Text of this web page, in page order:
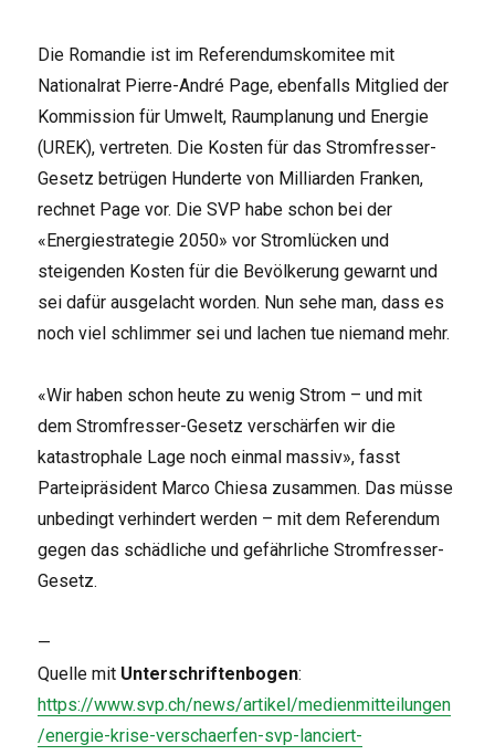
Die Romandie ist im Referendumskomitee mit
Nationalrat Pierre-André Page, ebenfalls Mitglied der
Kommission für Umwelt, Raumplanung und Energie
(UREK), vertreten. Die Kosten für das Stromfresser-
Gesetz betrügen Hunderte von Milliarden Franken,
rechnet Page vor. Die SVP habe schon bei der
«Energiestrategie 2050» vor Stromlücken und
steigenden Kosten für die Bevölkerung gewarnt und
sei dafür ausgelacht worden. Nun sehe man, dass es
noch viel schlimmer sei und lachen tue niemand mehr.
«Wir haben schon heute zu wenig Strom – und mit
dem Stromfresser-Gesetz verschärfen wir die
katastrophale Lage noch einmal massiv», fasst
Parteipräsident Marco Chiesa zusammen. Das müsse
unbedingt verhindert werden – mit dem Referendum
gegen das schädliche und gefährliche Stromfresser-
Gesetz.
—
Quelle mit Unterschriftenbogen:
https://www.svp.ch/news/artikel/medienmitteilungen
/energie-krise-verschaerfen-svp-lanciert-